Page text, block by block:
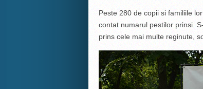
Peste 280 de copii si familiile
contat numarul pestilor prinsi.
prins cele mai multe reginute,